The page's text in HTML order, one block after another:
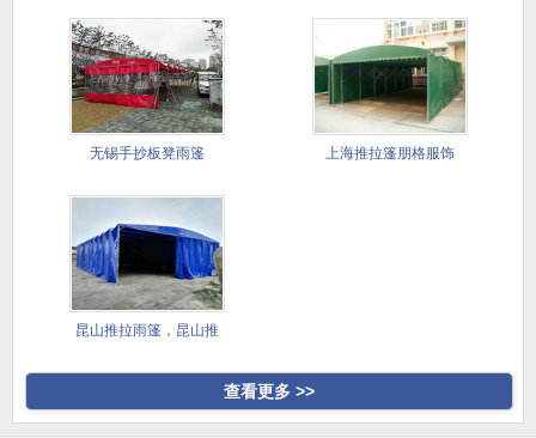
无锡手抄板凳雨篷 上海推拉篷朋格服饰
昆山推拉雨篷，昆山推
查看更多 >>